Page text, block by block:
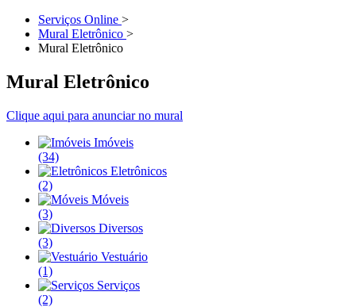
Serviços Online >
Mural Eletrônico >
Mural Eletrônico
Mural Eletrônico
Clique aqui para anunciar no mural
Imóveis
(34)
Eletrônicos
(2)
Móveis
(3)
Diversos
(3)
Vestuário
(1)
Serviços
(2)